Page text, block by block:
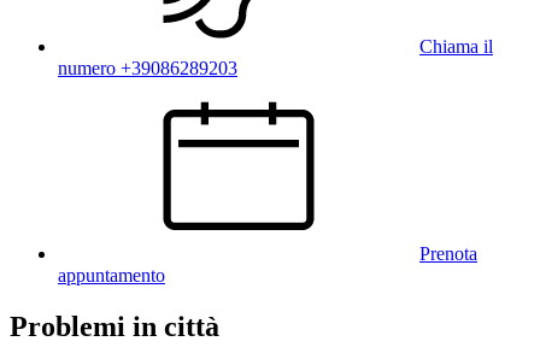
Chiama il
numero +39086289203
Prenota
appuntamento
Problemi in città